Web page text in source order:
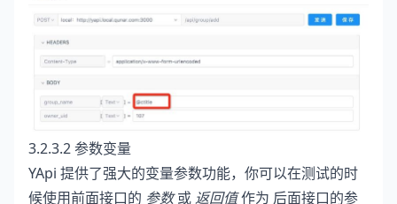
3.2.3.2 参数变量
YApi 提供了强大的变量参数功能，你可以在测试的时
候使用前面接口的 参数或 返回值作为 后面接口的参